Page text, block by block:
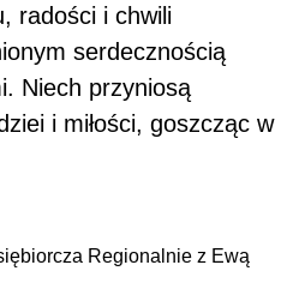
radości i chwili
serdecznością
Niech przyniosą
i miłości, goszcząc w